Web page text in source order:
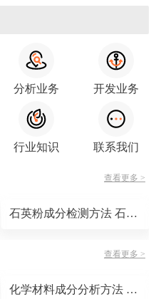
分析业务 开发业务
行业知识 联系我们
查看更多 >
石英粉成分检测方法 石英粉成分检测标准
查看更多 >
化学材料成分分析方法 化学材料成分分析仪器